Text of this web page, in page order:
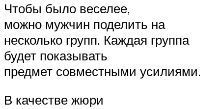
Чтобы было веселее,
можно мужчин поделить на
несколько групп. Каждая группа
будет показывать
предмет совместными усилиями.
В качестве жюри